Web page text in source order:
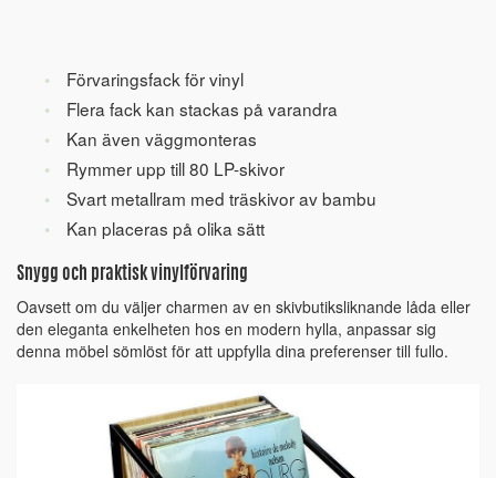
Förvaringsfack för vinyl
Flera fack kan stackas på varandra
Kan även väggmonteras
Rymmer upp till 80 LP-skivor
Svart metallram med träskivor av bambu
Kan placeras på olika sätt
Snygg och praktisk vinylförvaring
Oavsett om du väljer charmen av en skivbutiksliknande låda eller
den eleganta enkelheten hos en modern hylla, anpassar sig
denna möbel sömlöst för att uppfylla dina preferenser till fullo.